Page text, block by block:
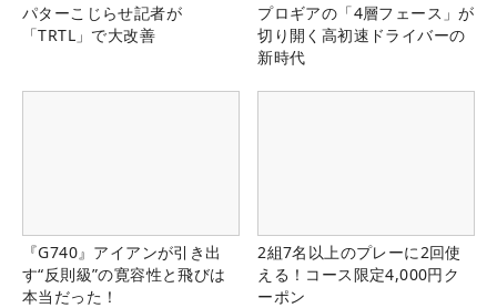
パターこじらせ記者が
「TRTL」で大改善
プロギアの「4層フェース」が
切り開く高初速ドライバーの
新時代
『G740』アイアンが引き出
す“反則級”の寛容性と飛びは
本当だった！
2組7名以上のプレーに2回使
える！コース限定4,000円ク
ーポン